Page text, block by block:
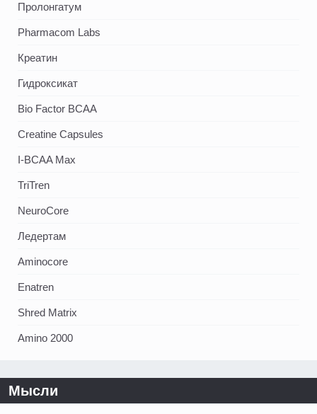
Пролонгатум
Pharmacom Labs
Креатин
Гидроксикат
Bio Factor BCAA
Creatine Capsules
I-BCAA Max
TriTren
NeuroCore
Ледертам
Aminocore
Enatren
Shred Matrix
Amino 2000
Мысли